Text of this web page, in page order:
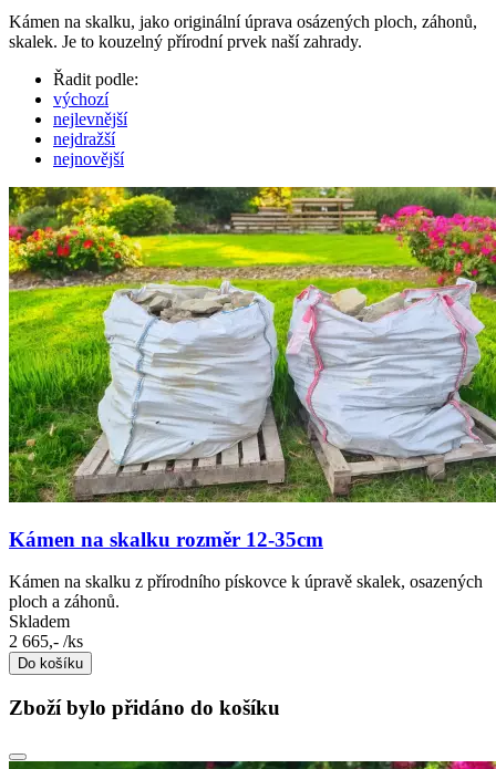
Kámen na skalku, jako originální úprava osázených ploch, záhonů,
skalek. Je to kouzelný přírodní prvek naší zahrady.
Řadit podle:
výchozí
nejlevnější
nejdražší
nejnovější
Kámen na skalku rozměr 12-35cm
Kámen na skalku z přírodního pískovce k úpravě skalek, osazených
ploch a záhonů.
Skladem
2 665,- /ks
Do košíku
Zboží bylo přidáno do košíku